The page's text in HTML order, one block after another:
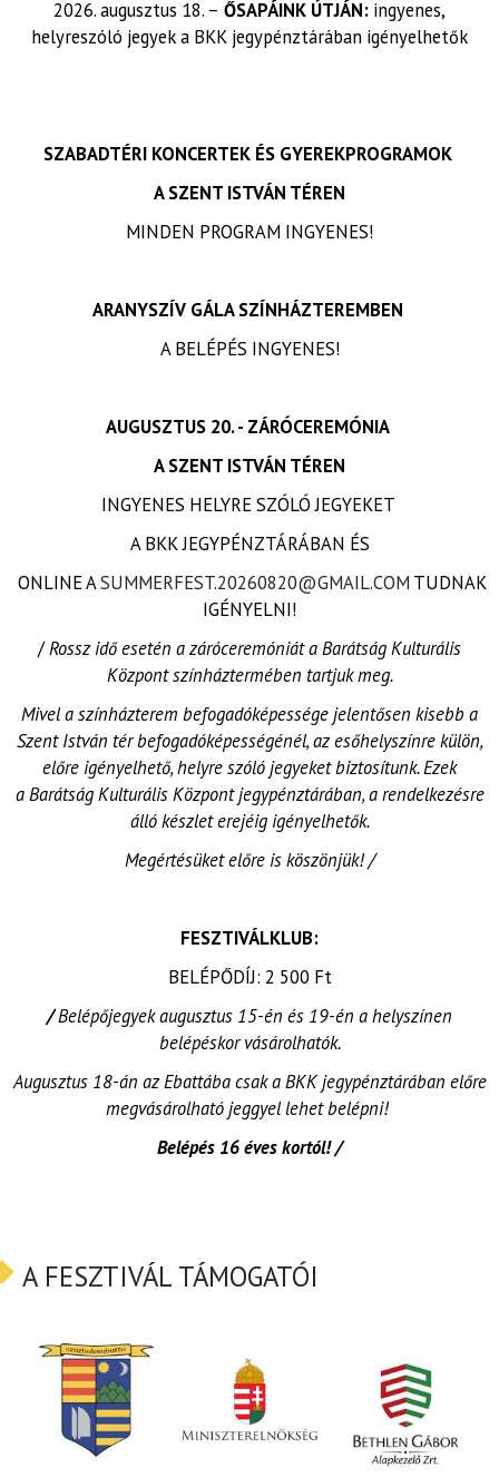
2026. augusztus 18. – ŐSAPÁINK ÚTJÁN: ingyenes,
helyreszóló jegyek a BKK jegypénztárában igényelhetők
SZABADTÉRI KONCERTEK ÉS GYEREKPROGRAMOK
A SZENT ISTVÁN TÉREN
MINDEN PROGRAM INGYENES!
ARANYSZÍV GÁLA SZÍNHÁZTEREMBEN
A BELÉPÉS INGYENES!
AUGUSZTUS 20. - ZÁRÓCEREMÓNIA
A SZENT ISTVÁN TÉREN
INGYENES HELYRE SZÓLÓ JEGYEKET
A BKK JEGYPÉNZTÁRÁBAN ÉS
ONLINE ASUMMERFEST.20260820@GMAIL.COM TUDNAK
IGÉNYELNI!
/Rossz idő esetén a záróceremóniát a Barátság Kulturális
Központ színháztermében tartjuk meg.
Mivel a színházterem befogadóképessége jelentősen kisebb a
Szent István tér befogadóképességénél, az esőhelyszínre külön,
előre igényelhető, helyre szóló jegyeket biztosítunk. Ezek
a Barátság Kulturális Központ jegypénztárában, a rendelkezésre
álló készlet erejéig igényelhetők.
Megértésüket előre is köszönjük! /
FESZTIVÁLKLUB:
BELÉPŐDÍJ: 2 500 Ft
/Belépőjegyek augusztus 15-én és 19-én a helyszínen
belépéskor vásárolhatók.
Augusztus 18-án az Ebattába csak a BKK jegypénztárában előre
megvásárolható jeggyel lehet belépni!
Belépés 16 éves kortól! /
A FESZTIVÁL TÁMOGATÓI